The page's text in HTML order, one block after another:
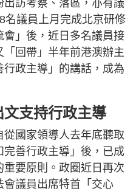
訪考察、落區，亦有議
名議員上月完成北京研修
會」後，近日多名議員接
回帶」半年前港澳辦主
政主導」的講話，成為
支持行政主導
國家領導人去年底聽取
善行政主導」後，已成
要原則。政圈近日再次
議員出席特首「交心